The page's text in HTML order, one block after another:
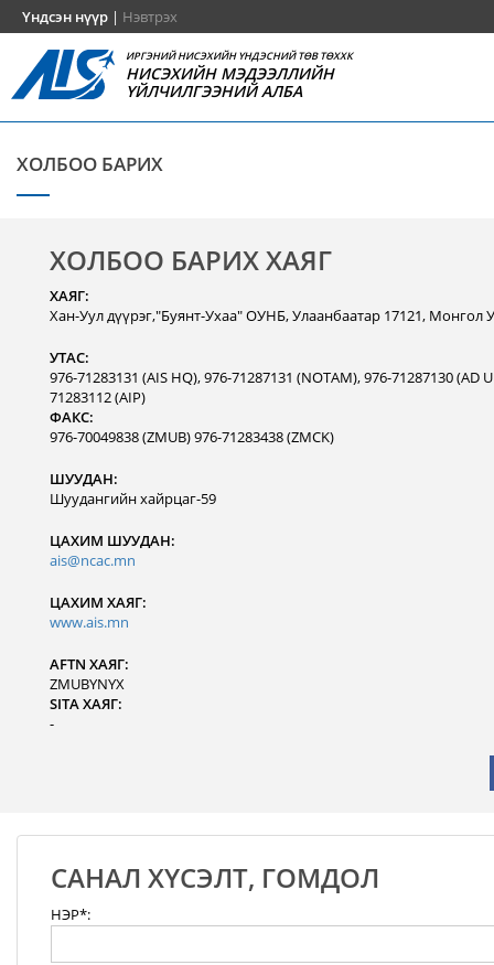
Үндсэн нүүр | Нэвтрэх
ИРГЭНИЙ НИСЭХИЙН ҮНДЭСНИЙ ТӨВ ТӨХХК
НИСЭХИЙН МЭДЭЭЛЛИЙН
ҮЙЛЧИЛГЭЭНИЙ АЛБА
ХОЛБОО БАРИХ
ХОЛБОО БАРИХ ХАЯГ
ХАЯГ:
Хан-Уул дүүрэг,"Буянт-Ухаа" ОУНБ, Улаанбаатар 17121, Монгол
УТАС:
976-71283131 (AIS HQ), 976-71287131 (NOTAM), 976-71287130 (AD
71283112 (AIP)
ФАКС:
976-70049838 (ZMUB) 976-71283438 (ZMCK)
ШУУДАН:
Шуудангийн хайрцаг-59
ЦАХИМ ШУУДАН:
ais@ncac.mn
ЦАХИМ ХАЯГ:
www.ais.mn
AFTN ХАЯГ:
ZMUBYNYX
SITA ХАЯГ:
-
САНАЛ ХҮСЭЛТ, ГОМДОЛ
НЭР*: